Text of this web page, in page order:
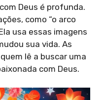
Deus é profunda.
como “o arco
usa essas imagens
sua vida. As
lê a buscar uma
com Deus.